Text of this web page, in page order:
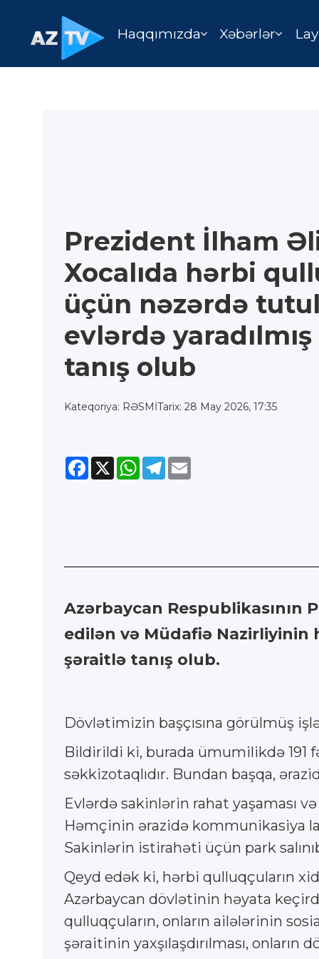
Haqqımızda Xəbərlər
Prezident İlham
Xocalıda hərbi
üçün nəzərdə
evlərdə
tanış olub
Kateqoriya: RƏSMİTarix: 28 May 2026, 17:35
Facebook
X WhatsApp
Telegram
Azərbaycan Respublikasının
edilən və Müdafiə Nazirliyinin
şəraitlə tanış olub.
Dövlətimizin başçısına görülmüş
Bildirildi ki, burada ümumilikdə 191
səkkizotaqlıdır. Bundan başqa,
Evlərdə sakinlərin rahat yaşaması
Həmçinin ərazidə kommunikasiya
Sakinlərin istirahəti üçün park
Qeyd edək ki, hərbi qulluqçuların
Azərbaycan dövlətinin həyata
qulluqçuların, onların ailələrinin
şəraitinin yaxşılaşdırılması,